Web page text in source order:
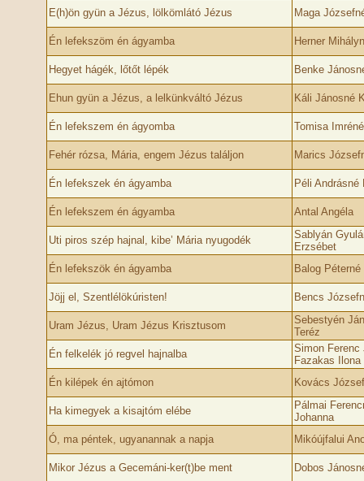
E(h)ön gyün a Jézus, lölkömlátó Jézus
Maga
Én lefekszöm én ágyamba Herner
Hegyet hágék, lőtőt lépék Benke
Ehun gyün a Jézus, a lelkünkváltó Jézus Káli Jánosné
Én lefekszem én ágyomba Tomisa
Fehér rózsa, Mária, engem Jézus találjon Marics
Én lefekszek én ágyamba Péli Andrásné
Én lefekszem én ágyamba Antal Angéla
Uti piros szép hajnal, kibe’ Mária nyugodék
Sablyán
Erzsébet
Én lefekszök én ágyamba
Balog
Jöjj el, Szentlélökúristen! Bencs
Uram Jézus, Uram Jézus Krisztusom
Sebestyén
Teréz
Én felkelék jó regvel hajnalba
Simon Ferenc
Fazakas Ilona
Én kilépek én ajtómon
Kovács
Ha kimegyek a kisajtóm elébe
Pálmai
Johanna
Ó, ma péntek, ugyanannak a napja
Mikóújfalui
Mikor Jézus a Gecemáni-ker(t)be ment Dobos